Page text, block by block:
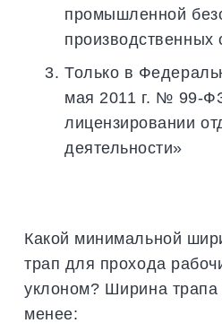
промышленной
производственных
Только в
мая 2011 г. № 99-
лицензировании
деятельности»
Какой минимальной
трап для прохода
уклоном? Ширина
менее: